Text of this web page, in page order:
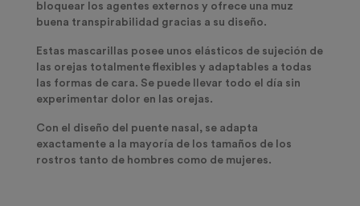
bloquear los agentes externos y ofrece una muz
buena transpirabilidad gracias a su diseño.
Estas mascarillas posee unos elásticos de sujeción de
las orejas totalmente flexibles y adaptables a todas
las formas de cara. Se puede llevar todo el día sin
experimentar dolor en las orejas.
Con el diseño del puente nasal, se adapta
exactamente a la mayoría de los tamaños de los
rostros tanto de hombres como de mujeres.